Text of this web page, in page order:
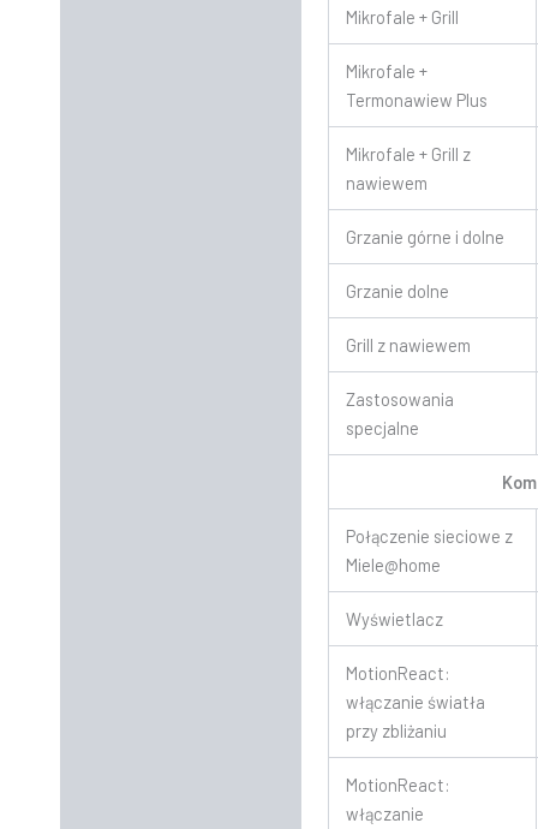
Mikrofale + Grill
Mikrofale +
Termonawiew Plus
Mikrofale + Grill z
nawiewem
Grzanie górne i dolne
Grzanie dolne
Grill z nawiewem
Zastosowania
specjalne
Połączenie sieciowe z
Miele@home
Wyświetlacz
MotionReact:
włączanie światła
przy zbliżaniu
MotionReact:
włączanie